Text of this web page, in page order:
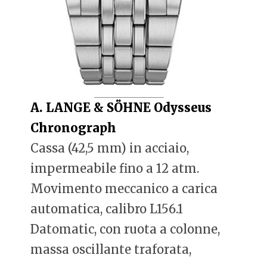
A. LANGE & SÖHNE Odysseus
Chronograph
Cassa (42,5 mm) in acciaio,
impermeabile fino a 12 atm.
Movimento meccanico a carica
automatica, calibro L156.1
Datomatic, con ruota a colonne,
massa oscillante traforata,